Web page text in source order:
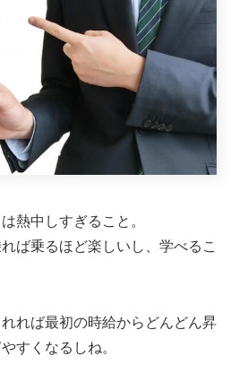
熱中しすぎること。
ば乗るほど楽しいし、学べるこ
れば最初の時給からどんどん昇
すくなるしね。